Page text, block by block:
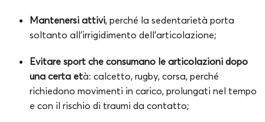
Mantenersi attivi, perché la sedentarietà porta
soltanto all’irrigidimento dell’articolazione;
Evitare sport che consumano le articolazioni dopo
una certa età: calcetto, rugby, corsa, perché
richiedono movimenti in carico, prolungati nel tempo
e con il rischio di traumi da contatto;